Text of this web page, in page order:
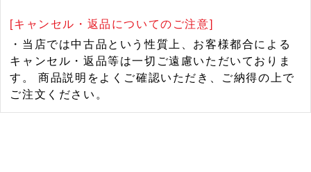
[キャンセル・返品についてのご注意]
・当店では中古品という性質上、お客様都合による
キャンセル・返品等は一切ご遠慮いただいておりま
す。 商品説明をよくご確認いただき、ご納得の上で
ご注文ください。